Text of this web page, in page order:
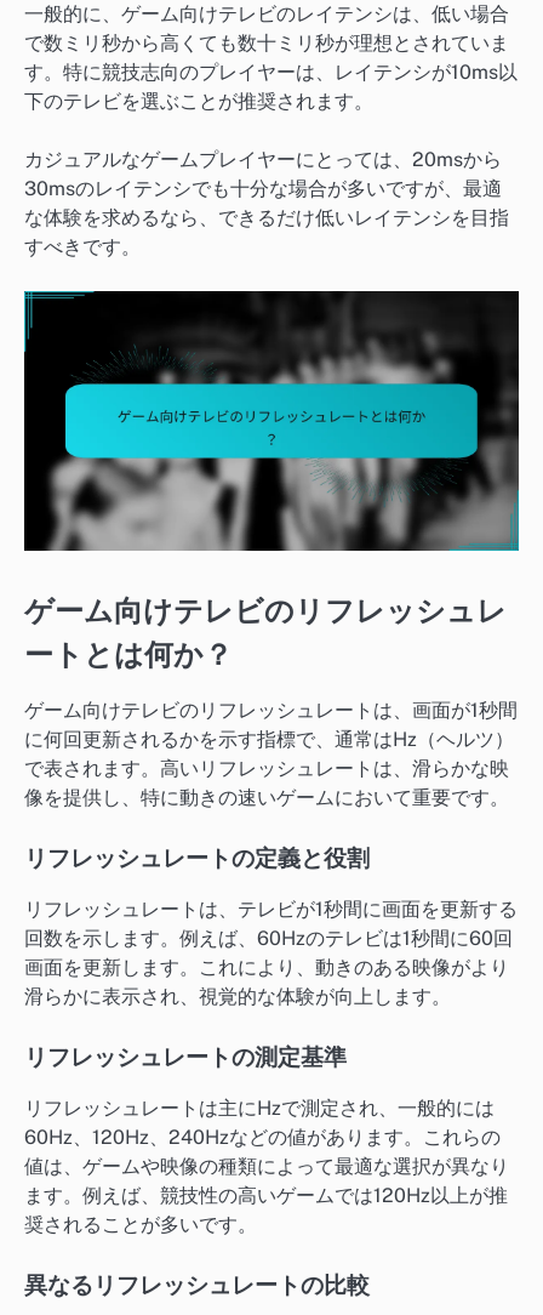
一般的に、ゲーム向けテレビのレイテンシは、低い場合
で数ミリ秒から高くても数十ミリ秒が理想とされていま
す。特に競技志向のプレイヤーは、レイテンシが10ms以
下のテレビを選ぶことが推奨されます。
カジュアルなゲームプレイヤーにとっては、20msから
30msのレイテンシでも十分な場合が多いですが、最適
な体験を求めるなら、できるだけ低いレイテンシを目指
すべきです。
ゲーム向けテレビのリフレッシュレ
ートとは何か？
ゲーム向けテレビのリフレッシュレートは、画面が1秒間
に何回更新されるかを示す指標で、通常はHz（ヘルツ）
で表されます。高いリフレッシュレートは、滑らかな映
像を提供し、特に動きの速いゲームにおいて重要です。
リフレッシュレートの定義と役割
リフレッシュレートは、テレビが1秒間に画面を更新する
回数を示します。例えば、60Hzのテレビは1秒間に60回
画面を更新します。これにより、動きのある映像がより
滑らかに表示され、視覚的な体験が向上します。
リフレッシュレートの測定基準
リフレッシュレートは主にHzで測定され、一般的には
60Hz、120Hz、240Hzなどの値があります。これらの
値は、ゲームや映像の種類によって最適な選択が異なり
ます。例えば、競技性の高いゲームでは120Hz以上が推
奨されることが多いです。
異なるリフレッシュレートの比較